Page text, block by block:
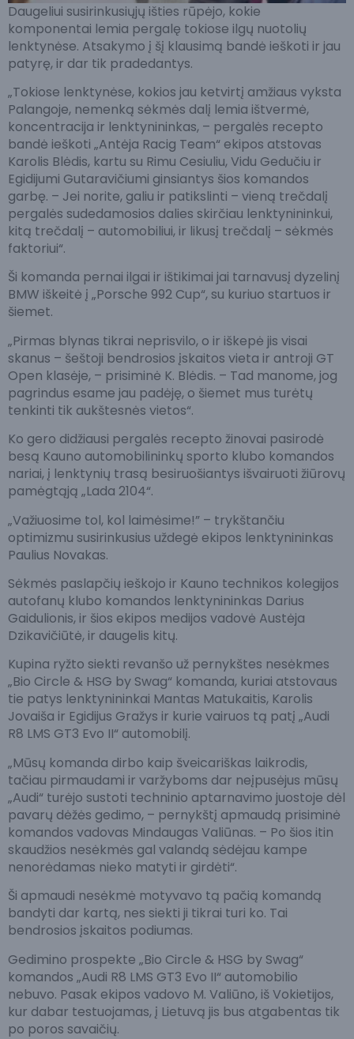
Daugeliui susirinkusiųjų išties rūpėjo, kokie
komponentai lemia pergalę tokiose ilgų nuotolių
lenktynėse. Atsakymo į šį klausimą bandė ieškoti ir jau
patyrę, ir dar tik pradedantys.
„Tokiose lenktynėse, kokios jau ketvirtį amžiaus vyksta
Palangoje, nemenką sėkmės dalį lemia ištvermė,
koncentracija ir lenktynininkas, – pergalės recepto
bandė ieškoti „Antėja Racig Team“ ekipos atstovas
Karolis Blėdis, kartu su Rimu Cesiuliu, Vidu Gedučiu ir
Egidijumi Gutaravičiumi ginsiantys šios komandos
garbę. – Jei norite, galiu ir patikslinti – vieną trečdalį
pergalės sudedamosios dalies skirčiau lenktynininkui,
kitą trečdalį – automobiliui, ir likusį trečdalį – sėkmės
faktoriui“.
Ši komanda pernai ilgai ir ištikimai jai tarnavusį dyzelinį
BMW iškeitė į „Porsche 992 Cup“, su kuriuo startuos ir
šiemet.
„Pirmas blynas tikrai neprisvilo, o ir iškepė jis visai
skanus – šeštoji bendrosios įskaitos vieta ir antroji GT
Open klasėje, – prisiminė K. Blėdis. – Tad manome, jog
pagrindus esame jau padėję, o šiemet mus turėtų
tenkinti tik aukštesnės vietos“.
Ko gero didžiausi pergalės recepto žinovai pasirodė
besą Kauno automobilininkų sporto klubo komandos
nariai, į lenktynių trasą besiruošiantys išvairuoti žiūrovų
pamėgtąją „Lada 2104“.
„Važiuosime tol, kol laimėsime!” – trykštančiu
optimizmu susirinkusius uždegė ekipos lenktynininkas
Paulius Novakas.
Sėkmės paslapčių ieškojo ir Kauno technikos kolegijos
autofanų klubo komandos lenktynininkas Darius
Gaidulionis, ir šios ekipos medijos vadovė Austėja
Dzikavičiūtė, ir daugelis kitų.
Kupina ryžto siekti revanšo už pernykštes nesėkmes
„Bio Circle & HSG by Swag“ komanda, kuriai atstovaus
tie patys lenktynininkai Mantas Matukaitis, Karolis
Jovaiša ir Egidijus Gražys ir kurie vairuos tą patį „Audi
R8 LMS GT3 Evo II“ automobilį.
„Mūsų komanda dirbo kaip šveicariškas laikrodis,
tačiau pirmaudami ir varžyboms dar neįpusėjus mūsų
„Audi“ turėjo sustoti techninio aptarnavimo juostoje dėl
pavarų dėžės gedimo, – pernykštį apmaudą prisiminė
komandos vadovas Mindaugas Valiūnas. – Po šios itin
skaudžios nesėkmės gal valandą sėdėjau kampe
nenorėdamas nieko matyti ir girdėti“.
Ši apmaudi nesėkmė motyvavo tą pačią komandą
bandyti dar kartą, nes siekti ji tikrai turi ko. Tai
bendrosios įskaitos podiumas.
Gedimino prospekte „Bio Circle & HSG by Swag“
komandos „Audi R8 LMS GT3 Evo II“ automobilio
nebuvo. Pasak ekipos vadovo M. Valiūno, iš Vokietijos,
kur dabar testuojamas, į Lietuvą jis bus atgabentas tik
po poros savaičių.